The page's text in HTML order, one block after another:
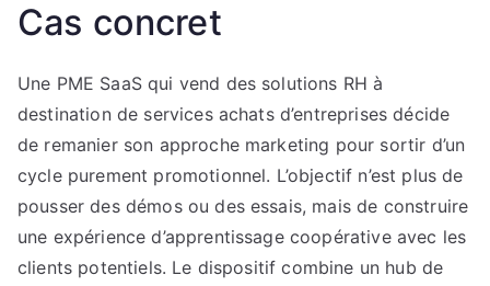
Cas concret
Une PME SaaS qui vend des solutions RH à
destination de services achats d’entreprises décide
de remanier son approche marketing pour sortir d’un
cycle purement promotionnel. L’objectif n’est plus de
pousser des démos ou des essais, mais de construire
une expérience d’apprentissage coopérative avec les
clients potentiels. Le dispositif combine un hub de